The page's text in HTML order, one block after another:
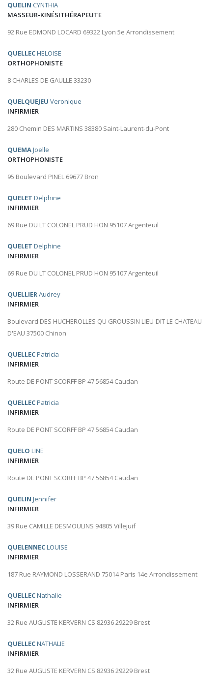
QUELIN CYNTHIA
MASSEUR-KINÉSITHÉRAPEUTE
92 Rue EDMOND LOCARD 69322 Lyon 5e Arrondissement
QUELLECHELOISE
ORTHOPHONISTE
8 CHARLES DE GAULLE 33230
QUELQUEJEU Veronique
INFIRMIER
280 Chemin DES MARTINS 38380 Saint-Laurent-du-Pont
QUEMAJoelle
ORTHOPHONISTE
95 Boulevard PINEL 69677 Bron
QUELET Delphine
INFIRMIER
69 Rue DU LT COLONEL PRUD HON 95107 Argenteuil
QUELET Delphine
INFIRMIER
69 Rue DU LT COLONEL PRUD HON 95107 Argenteuil
QUELLIERAudrey
INFIRMIER
Boulevard DES HUCHEROLLES QU GROUSSIN LIEU-DIT LE CHATEAU
D'EAU 37500 Chinon
QUELLECPatricia
INFIRMIER
Route DE PONT SCORFF BP 47 56854 Caudan
QUELLECPatricia
INFIRMIER
Route DE PONT SCORFF BP 47 56854 Caudan
QUELO LINE
INFIRMIER
Route DE PONT SCORFF BP 47 56854 Caudan
QUELIN Jennifer
INFIRMIER
39 Rue CAMILLE DESMOULINS 94805 Villejuif
QUELENNECLOUISE
INFIRMIER
187 Rue RAYMOND LOSSERAND 75014 Paris 14e Arrondissement
QUELLECNathalie
INFIRMIER
32 Rue AUGUSTE KERVERN CS 82936 29229 Brest
QUELLECNATHALIE
INFIRMIER
32 Rue AUGUSTE KERVERN CS 82936 29229 Brest